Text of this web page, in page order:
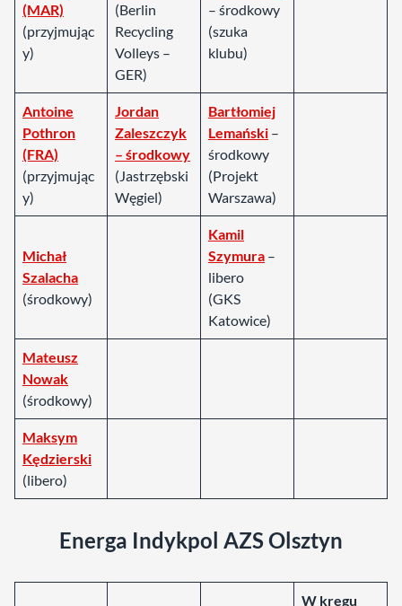
(MAR)
(przyjmując
y)
(Berlin
Recycling
Volleys –
GER)
– środkowy
(szuka
klubu)
Antoine
Pothron
(FRA)
(przyjmując
y)
Jordan
Zaleszczyk
– środkowy
(Jastrzębski
Węgiel)
Bartłomiej
Lemański –
środkowy
(Projekt
Warszawa)
Michał
Szalacha
(środkowy)
Kamil
Szymura –
libero
(GKS
Katowice)
Mateusz
Nowak
(środkowy)
Maksym
Kędzierski
(libero)
Energa Indykpol AZS Olsztyn
W kręgu